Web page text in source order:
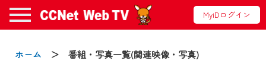
MyiDログイン
ホーム ＞ 番組・写真一覧(関連映像・写真)
お知らせ